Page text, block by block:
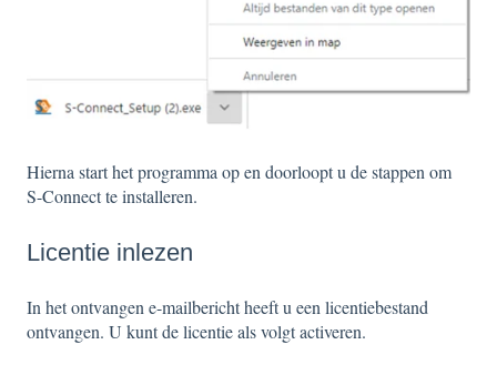
Hierna start het programma op en doorloopt u de stappen om
S-Connect te installeren.
Licentie inlezen
In het ontvangen e-mailbericht heeft u een licentiebestand
ontvangen. U kunt de licentie als volgt activeren.